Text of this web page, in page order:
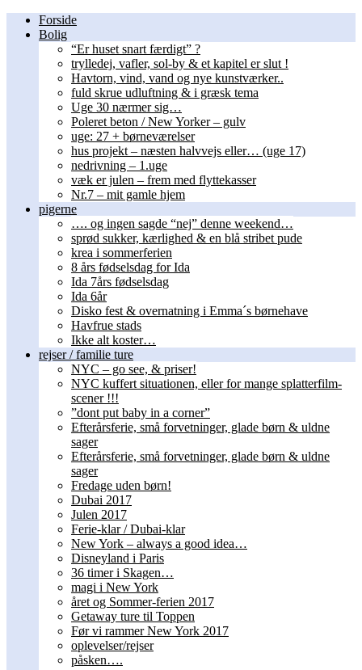
Forside
Bolig
“Er huset snart færdigt” ?
trylledej, vafler, sol-by & et kapitel er slut !
Havtorn, vind, vand og nye kunstværker..
fuld skrue udluftning & i græsk tema
Uge 30 nærmer sig…
Poleret beton / New Yorker – gulv
uge: 27 + børneværelser
hus projekt – næsten halvvejs eller… (uge 17)
nedrivning – 1.uge
væk er julen – frem med flyttekasser
Nr.7 – mit gamle hjem
pigerne
…. og ingen sagde “nej” denne weekend…
sprød sukker, kærlighed & en blå stribet pude
krea i sommerferien
8 års fødselsdag for Ida
Ida 7års fødselsdag
Ida 6år
Disko fest & overnatning i Emma´s børnehave
Havfrue stads
Ikke alt koster…
rejser / familie ture
NYC – go see, & priser!
NYC kuffert situationen, eller for mange splatterfilm-
scener !!!
”dont put baby in a corner”
Efterårsferie, små forvetninger, glade børn & uldne
sager
Efterårsferie, små forvetninger, glade børn & uldne
sager
Fredage uden børn!
Dubai 2017
Julen 2017
Ferie-klar / Dubai-klar
New York – always a good idea…
Disneyland i Paris
36 timer i Skagen…
magi i New York
året og Sommer-ferien 2017
Getaway ture til Toppen
Før vi rammer New York 2017
oplevelser/rejser
påsken….